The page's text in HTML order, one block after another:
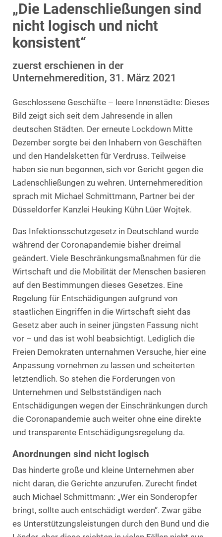
„Die Ladenschließungen sind
nicht logisch und nicht
konsistent“
zuerst erschienen in der
Unternehmeredition, 31. März 2021
Geschlossene Geschäfte – leere Innenstädte: Dieses
Bild zeigt sich seit dem Jahresende in allen
deutschen Städten. Der erneute Lockdown Mitte
Dezember sorgte bei den Inhabern von Geschäften
und den Handelsketten für Verdruss. Teilweise
haben sie nun begonnen, sich vor Gericht gegen die
Ladenschließungen zu wehren. Unternehmeredition
sprach mit Michael Schmittmann, Partner bei der
Düsseldorfer Kanzlei Heuking Kühn Lüer Wojtek.
Das Infektionsschutzgesetz in Deutschland wurde
während der Coronapandemie bisher dreimal
geändert. Viele Beschränkungsmaßnahmen für die
Wirtschaft und die Mobilität der Menschen basieren
auf den Bestimmungen dieses Gesetzes. Eine
Regelung für Entschädigungen aufgrund von
staatlichen Eingriffen in die Wirtschaft sieht das
Gesetz aber auch in seiner jüngsten Fassung nicht
vor – und das ist wohl beabsichtigt. Lediglich die
Freien Demokraten unternahmen Versuche, hier eine
Anpassung vornehmen zu lassen und scheiterten
letztendlich. So stehen die Forderungen von
Unternehmen und Selbstständigen nach
Entschädigungen wegen der Einschränkungen durch
die Coronapandemie auch weiter ohne eine direkte
und transparente Entschädigungsregelung da.
Anordnungen sind nicht logisch
Das hinderte große und kleine Unternehmen aber
nicht daran, die Gerichte anzurufen. Zurecht findet
auch Michael Schmittmann: „Wer ein Sonderopfer
bringt, sollte auch entschädigt werden“. Zwar gäbe
es Unterstützungsleistungen durch den Bund und die